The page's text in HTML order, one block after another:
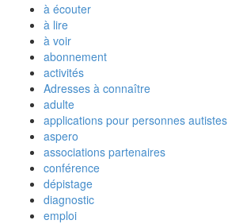
à écouter
à lire
à voir
abonnement
activités
Adresses à connaître
adulte
applications pour personnes autistes
aspero
associations partenaires
conférence
dépistage
diagnostic
emploi